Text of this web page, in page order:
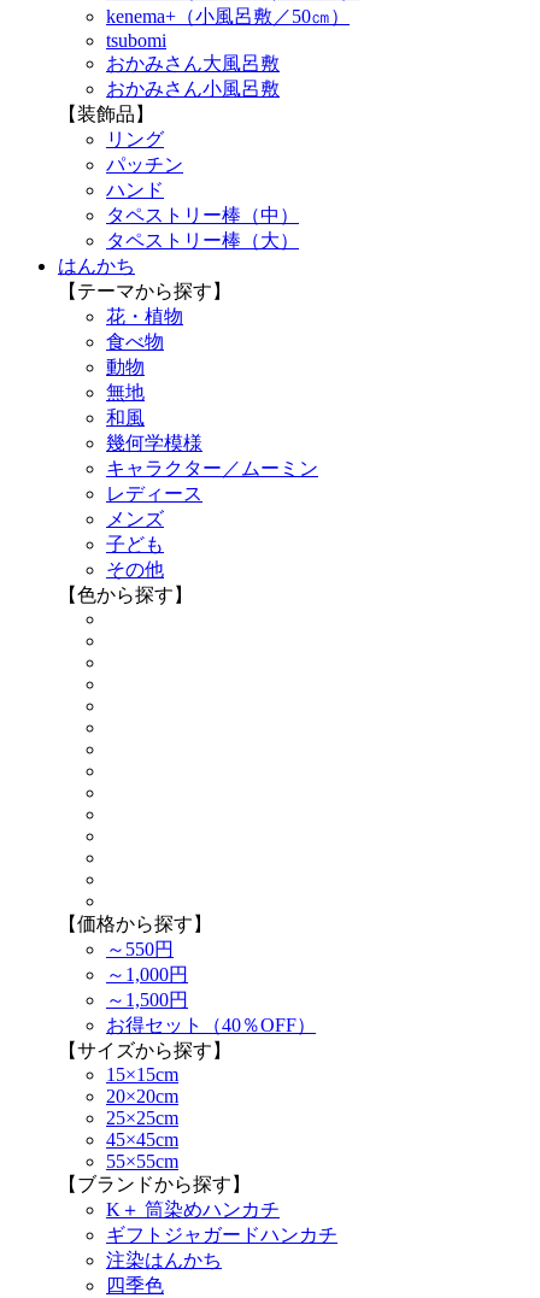
kenema+（小風呂敷／50㎝）
tsubomi
おかみさん大風呂敷
おかみさん小風呂敷
【装飾品】
リング
パッチン
ハンド
タペストリー棒（中）
タペストリー棒（大）
はんかち
【テーマから探す】
花・植物
食べ物
動物
無地
和風
幾何学模様
キャラクター／ムーミン
レディース
メンズ
子ども
その他
【色から探す】
【価格から探す】
～550円
～1,000円
～1,500円
お得セット（40％OFF）
【サイズから探す】
15×15cm
20×20cm
25×25cm
45×45cm
55×55cm
【ブランドから探す】
K＋ 筒染めハンカチ
ギフトジャガードハンカチ
注染はんかち
四季色